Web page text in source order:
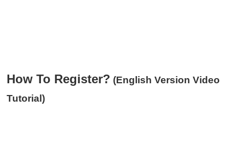
How To Register? (English Version Video
Tutorial)